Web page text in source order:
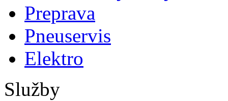
Preprava
Pneuservis
Elektro
Služby